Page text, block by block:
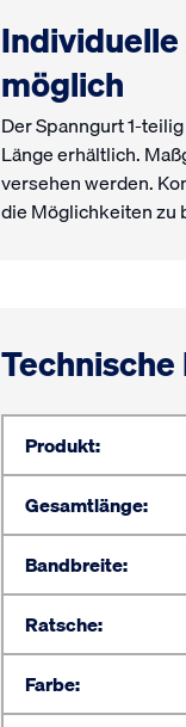
möglich
Der Spanngurt 1-
Länge erhältlich.
versehen werden.
die Möglichkeiten zu
Produkt:
Gesamtlänge:
Bandbreite:
Ratsche:
Farbe: